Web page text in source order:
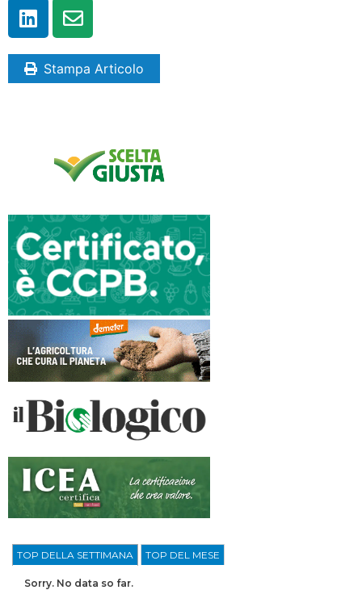
Stampa Articolo
TOP DELLA SETTIMANA TOP DEL MESE
Sorry. No data so far.